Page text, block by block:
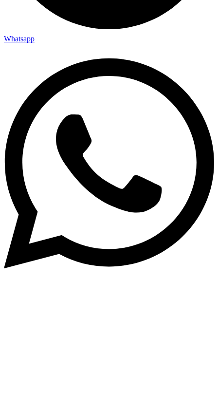
Whatsapp